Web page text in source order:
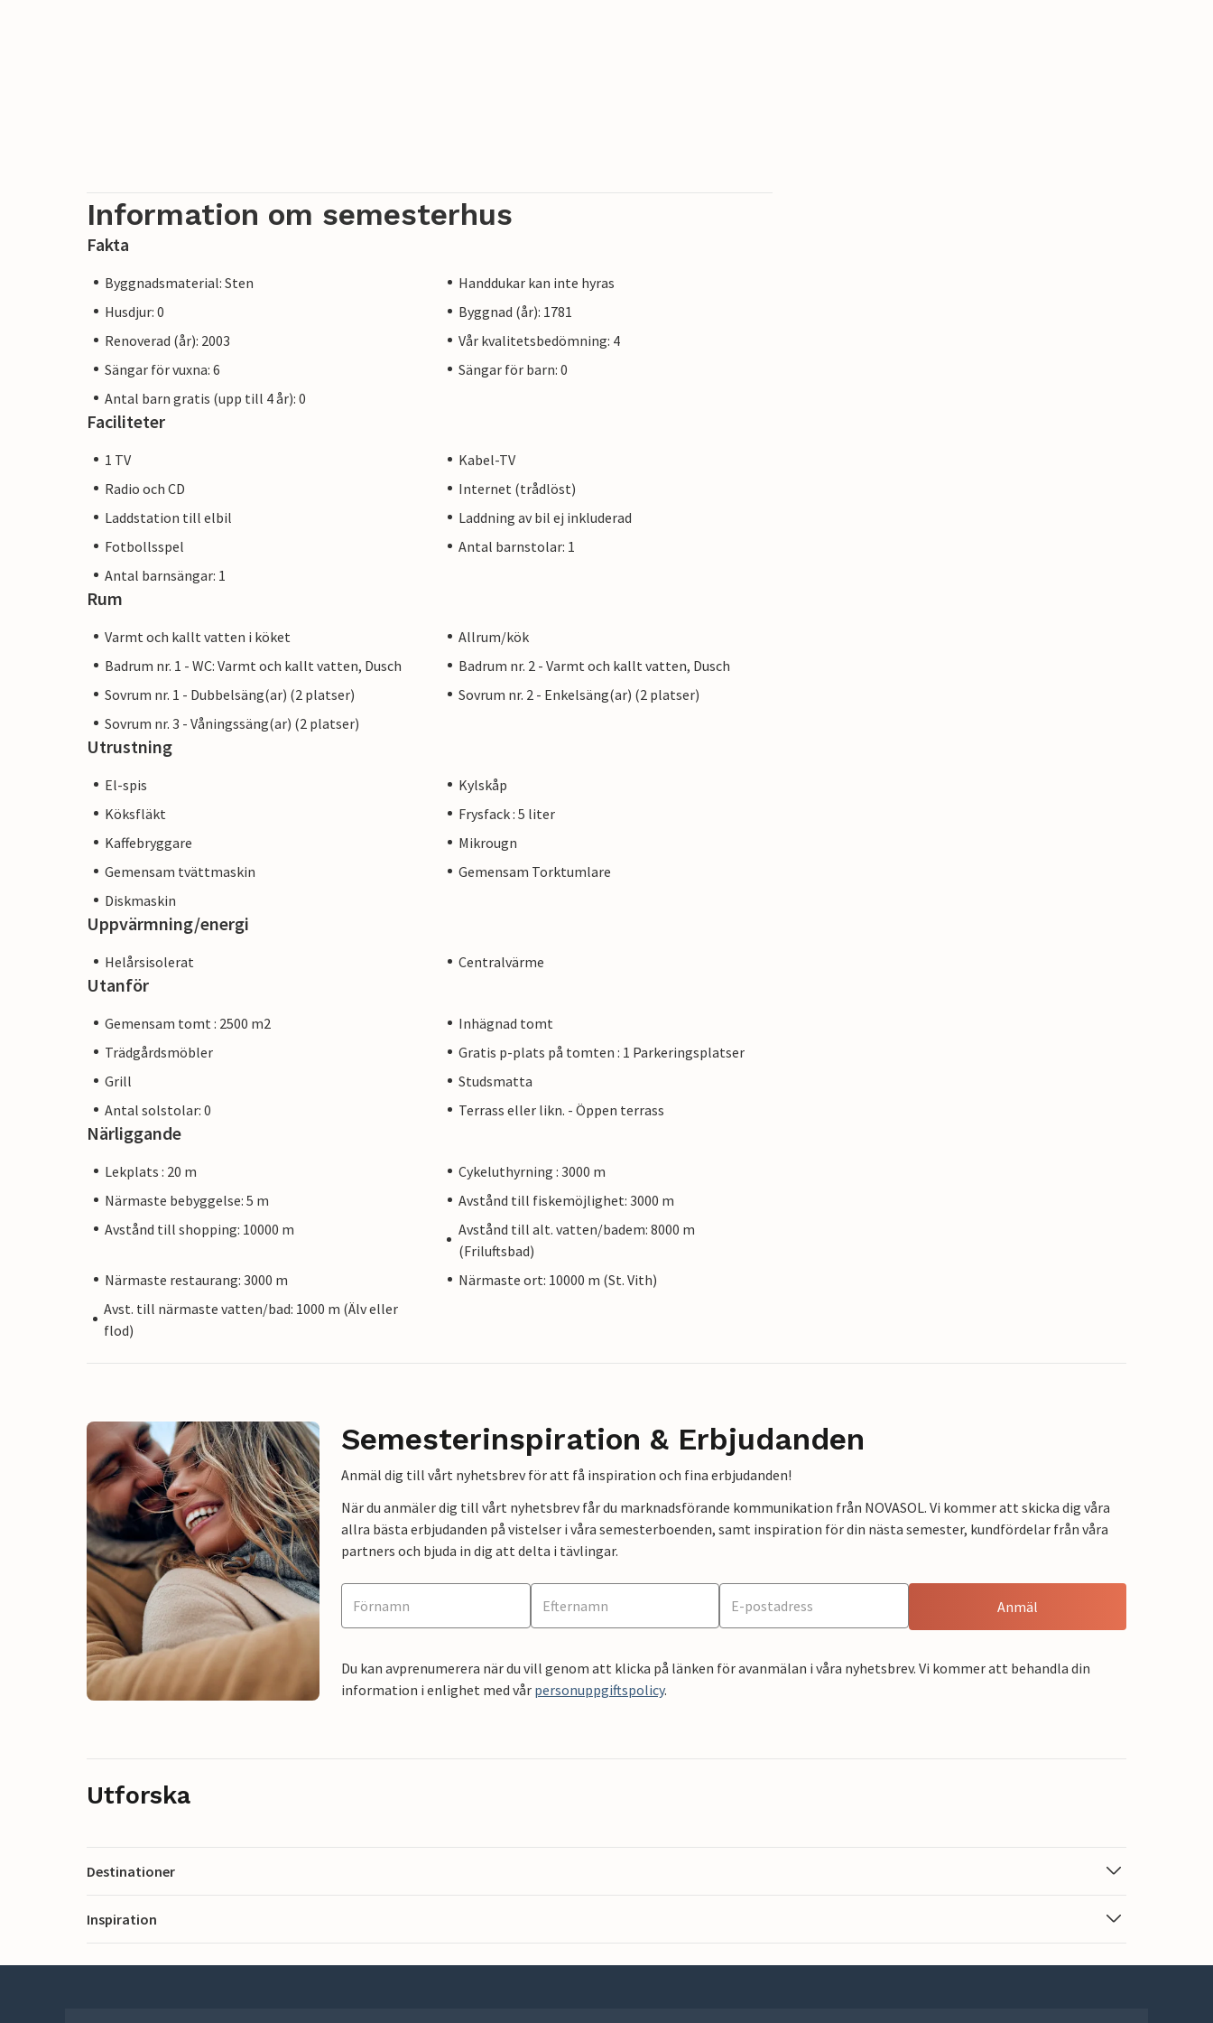
Information om semesterhus
Fakta
Byggnadsmaterial: Sten
Handdukar kan inte hyras
Husdjur: 0
Byggnad (år): 1781
Renoverad (år): 2003
Vår kvalitetsbedömning: 4
Sängar för vuxna: 6
Sängar för barn: 0
Antal barn gratis (upp till 4 år): 0
Faciliteter
1 TV
Kabel-TV
Radio och CD
Internet (trådlöst)
Laddstation till elbil
Laddning av bil ej inkluderad
Fotbollsspel
Antal barnstolar: 1
Antal barnsängar: 1
Rum
Varmt och kallt vatten i köket
Allrum/kök
Badrum nr. 1 - WC: Varmt och kallt vatten, Dusch
Badrum nr. 2 - Varmt och kallt vatten, Dusch
Sovrum nr. 1 - Dubbelsäng(ar) (2 platser)
Sovrum nr. 2 - Enkelsäng(ar) (2 platser)
Sovrum nr. 3 - Våningssäng(ar) (2 platser)
Utrustning
El-spis
Kylskåp
Köksfläkt
Frysfack : 5 liter
Kaffebryggare
Mikrougn
Gemensam tvättmaskin
Gemensam Torktumlare
Diskmaskin
Uppvärmning/energi
Helårsisolerat Centralvärme
Utanför
Gemensam tomt : 2500 m2
Inhägnad tomt
Trädgårdsmöbler
Gratis p-plats på tomten : 1 Parkeringsplatser
Grill
Studsmatta
Antal solstolar: 0
Terrass eller likn. - Öppen terrass
Närliggande
Lekplats : 20 m
Cykeluthyrning : 3000 m
Närmaste bebyggelse: 5 m
Avstånd till fiskemöjlighet: 3000 m
Avstånd till shopping: 10000 m
Avstånd till alt. vatten/badem: 8000 m
(Friluftsbad)
Närmaste restaurang: 3000 m
Närmaste ort: 10000 m (St. Vith)
Avst. till närmaste vatten/bad: 1000 m (Älv eller
flod)
Semesterinspiration & Erbjudanden
Anmäl dig till vårt nyhetsbrev för att få inspiration och fina erbjudanden!
När du anmäler dig till vårt nyhetsbrev får du marknadsförande kommunikation från NOVASOL. Vi kommer att skicka dig våra
allra bästa erbjudanden på vistelser i våra semesterboenden, samt inspiration för din nästa semester, kundfördelar från våra
partners och bjuda in dig att delta i tävlingar.
Anmäl
Du kan avprenumerera när du vill genom att klicka på länken för avanmälan i våra nyhetsbrev. Vi kommer att behandla din
information i enlighet med vår personuppgiftspolicy.
Utforska
Destinationer
Inspiration